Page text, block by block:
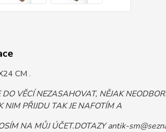
CM .
DO VĚCÍ NEZASAHOVAT, NĚJAK
NIM PŘIJDU TAK JE NAFOTÍM A
NA MŮJ ÚČET.DOTAZY antik-